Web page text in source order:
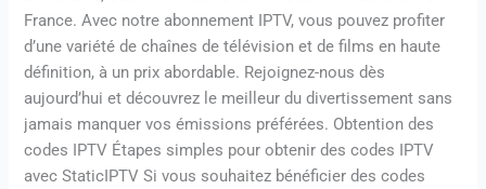
France. Avec notre abonnement IPTV, vous pouvez profiter
d’une variété de chaînes de télévision et de films en haute
définition, à un prix abordable. Rejoignez-nous dès
aujourd’hui et découvrez le meilleur du divertissement sans
jamais manquer vos émissions préférées. Obtention des
codes IPTV Étapes simples pour obtenir des codes IPTV
avec StaticIPTV Si vous souhaitez bénéficier des codes